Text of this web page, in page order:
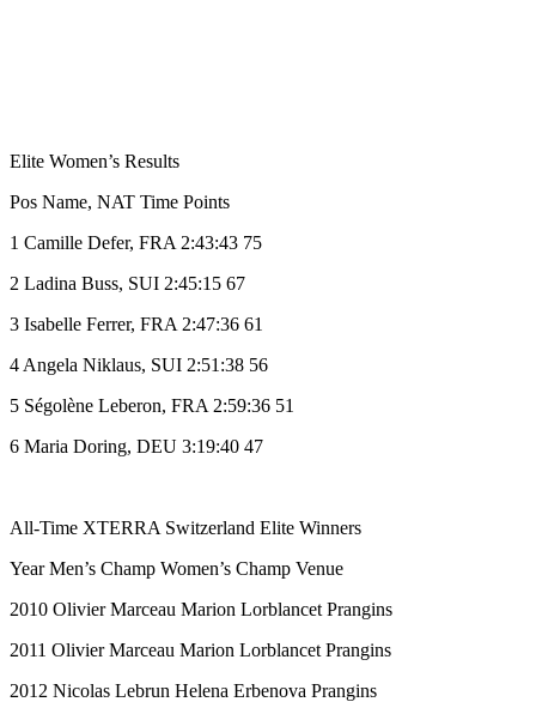
Elite Women’s Results
Pos Name, NAT Time Points
1 Camille Defer, FRA 2:43:43 75
2 Ladina Buss, SUI 2:45:15 67
3 Isabelle Ferrer, FRA 2:47:36 61
4 Angela Niklaus, SUI 2:51:38 56
5 Ségolène Leberon, FRA 2:59:36 51
6 Maria Doring, DEU 3:19:40 47
All-Time XTERRA Switzerland Elite Winners
Year Men’s Champ Women’s Champ Venue
2010 Olivier Marceau Marion Lorblancet Prangins
2011 Olivier Marceau Marion Lorblancet Prangins
2012 Nicolas Lebrun Helena Erbenova Prangins